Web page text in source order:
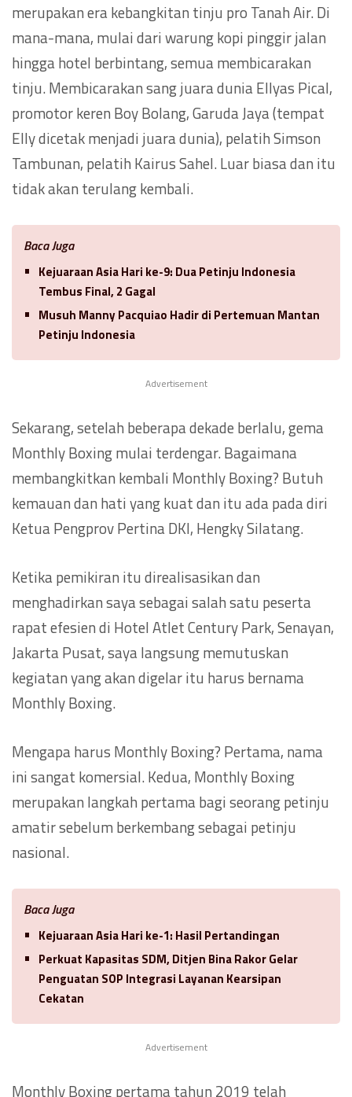
merupakan era kebangkitan tinju pro Tanah Air. Di
mana-mana, mulai dari warung kopi pinggir jalan
hingga hotel berbintang, semua membicarakan
tinju. Membicarakan sang juara dunia Ellyas Pical,
promotor keren Boy Bolang, Garuda Jaya (tempat
Elly dicetak menjadi juara dunia), pelatih Simson
Tambunan, pelatih Kairus Sahel. Luar biasa dan itu
tidak akan terulang kembali.
Baca Juga
Kejuaraan Asia Hari ke-9: Dua Petinju Indonesia
Tembus Final, 2 Gagal
Musuh Manny Pacquiao Hadir di Pertemuan Mantan
Petinju Indonesia
Advertisement
Sekarang, setelah beberapa dekade berlalu, gema
Monthly Boxing mulai terdengar. Bagaimana
membangkitkan kembali Monthly Boxing? Butuh
kemauan dan hati yang kuat dan itu ada pada diri
Ketua Pengprov Pertina DKI, Hengky Silatang.
Ketika pemikiran itu direalisasikan dan
menghadirkan saya sebagai salah satu peserta
rapat efesien di Hotel Atlet Century Park, Senayan,
Jakarta Pusat, saya langsung memutuskan
kegiatan yang akan digelar itu harus bernama
Monthly Boxing.
Mengapa harus Monthly Boxing? Pertama, nama
ini sangat komersial. Kedua, Monthly Boxing
merupakan langkah pertama bagi seorang petinju
amatir sebelum berkembang sebagai petinju
nasional.
Baca Juga
Kejuaraan Asia Hari ke-1: Hasil Pertandingan
Perkuat Kapasitas SDM, Ditjen Bina Rakor Gelar
Penguatan SOP Integrasi Layanan Kearsipan
Cekatan
Advertisement
Monthly Boxing pertama tahun 2019 telah